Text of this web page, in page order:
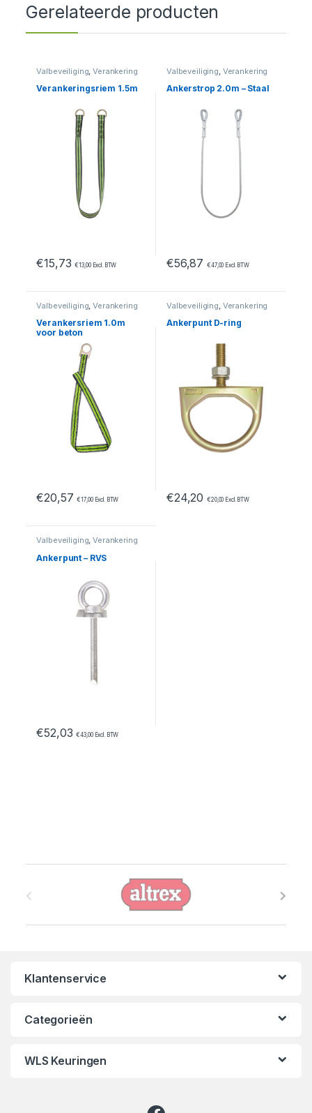
Gerelateerde producten
Valbeveiliging ,Verankering
Verankeringsriem 1.5m
€15,73 €13,00Excl. BTW
Valbeveiliging Verankering
Ankerstrop 2.0m – Staal
€56,87 €47,00 Excl. BTW
Valbeveiliging,Verankering
Verankersriem 1.0m
voor beton
€20,57 €17,00Excl. BTW
Valbeveiliging, Verankering
Ankerpunt D-ring
€24,20 €20,00 Excl. BTW
Valbeveiliging,Verankering
Ankerpunt – RVS
€52,03 €43,00Excl. BTW
Klantenservice
Categorieën
WLS Keuringen